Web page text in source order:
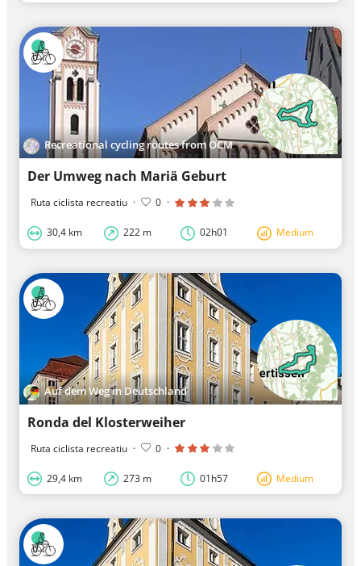
Recreational cycling routes from OCM
Der Umweg nach Mariä Geburt
Ruta ciclista recreatiu · 0 ·
30,4 km 222 m 02h01 Medium
Auf dem Weg in Deutschland
Ronda del Klosterweiher
Ruta ciclista recreatiu · 0 ·
29,4 km 273 m 01h57 Medium